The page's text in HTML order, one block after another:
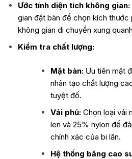
Ước tính diện tích không gian:
gian đặt bàn để chọn kích
không gian di chuyển xung
Kiểm tra chất lượng:
Mặt bàn: Ưu tiên mặt
nhân tạo chất lượng
tuyệt đố.
Vải phủ: Chọn loại vải
len và 25% nylon để
chính xác của bi lăn.
Hệ thống băng cao